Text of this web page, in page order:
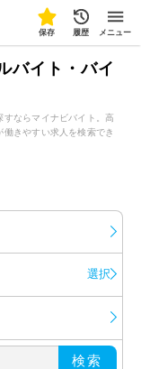
保存 履歴 メニュー
バイト・バイ
ならマイナビバイト。高
きやすい求人を検索でき
選択
検索